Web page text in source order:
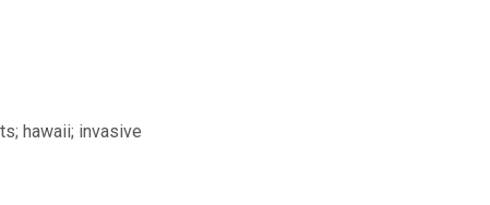
hawaii; invasive